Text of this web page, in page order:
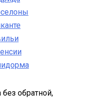
обратной,